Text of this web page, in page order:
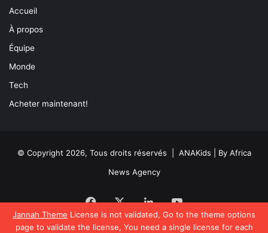
Jannah Theme License is not validated, Go to the theme options
page to validate the license, You need a single license for each
Accueil
À propos
Équipe
Monde
Tech
Acheter maintenant!
© Copyright 2026, Tous droits réservés | ANAKids | By Africa
News Agency
Facebook
X LinkedinYouTube